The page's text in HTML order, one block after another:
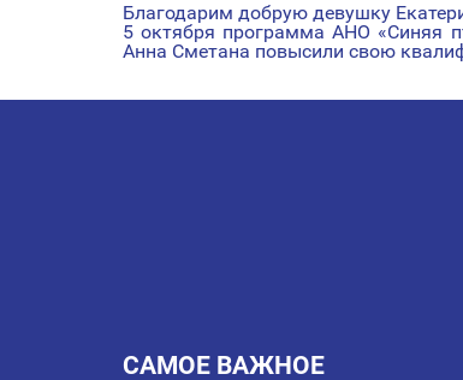
НАВИГАЦИЯ
ПО
Благодарим добрую девушку
5 октября программа АНО «Синяя
Анна Сметана повысили свою
САМОЕ ВАЖНОЕ